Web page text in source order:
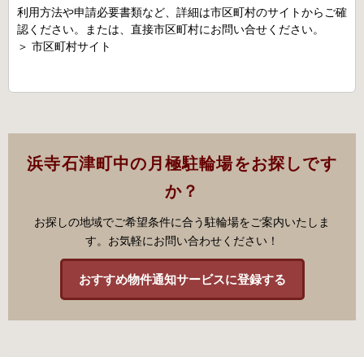
利用方法や申請必要書類など、詳細は市区町村のサイトからご確
認ください。または、直接市区町村にお問い合せください。
＞ 市区町村サイト
浜寺石津町中の月極駐輪場をお探しです
か？
お探しの地域でご希望条件に合う駐輪場をご案内いたしま
す。お気軽にお問い合わせください！
おすすめ物件通知サービスに登録する